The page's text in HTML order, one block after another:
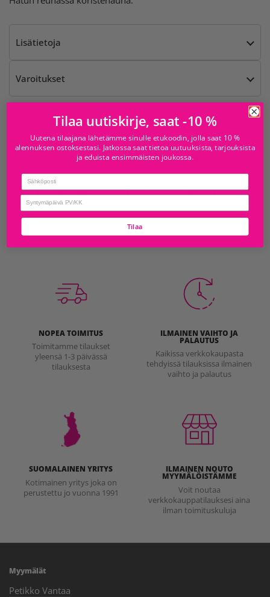
Lisätietoja
Varoitukset
Saatavilla kohteesta
Juhlamaailma Iso
Tavallisesti valmis 24 tunnissa
Juhlamaailma Redi
Myymälän tiedot
Tavallisesti valmis 24 tunnissa
Tarkista saatavuus muissa myymälöissä
NOPEA TOIMITUS
Toimitamme tilaukset
yleensä 1-3 päivässä
tilauksesta
ILMAINEN VAIHTO JA
PALAUTUS
Kaikissa verkkokaupasta
tehdyissä tilauksissa ilmainen
vaihto ja palautus
SUOMALAINEN YRITYS
Kotimainen yritys joka on
perustettu jo vuonna 1991
ILMAINEN NOUTO
MYYMÄLÖISTÄMME
Voit noutaa
verkkokauppatilauksesi aina
ilman toimituskuluja
Myymälät
Petikko Vantaa
Tilaa uutiskirje, saat -10 %
Uutena tilaajana lähetämme sinulle etukoodin, jolla saat 10 %
alennuksen ostoksestasi. Jatkossa saat tietoa uutuuksista, tarjouksista
ja eduista ensimmäisten joukossa.
Email
birthday
Tilaa